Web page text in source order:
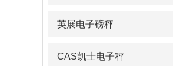
英展电子磅秤
CAS凯士电子秤